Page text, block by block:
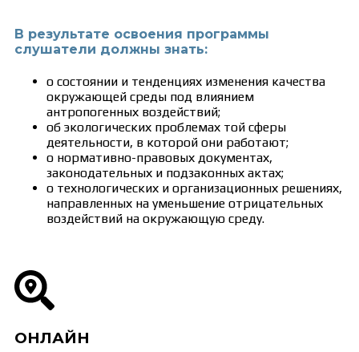
В результате освоения программы
слушатели должны знать:
о состоянии и тенденциях изменения качества
окружающей среды под влиянием
антропогенных воздействий;
об экологических проблемах той сферы
деятельности, в которой они работают;
о нормативно-правовых документах,
законодательных и подзаконных актах;
о технологических и организационных решениях,
направленных на уменьшение отрицательных
воздействий на окружающую среду.
ОНЛАЙН